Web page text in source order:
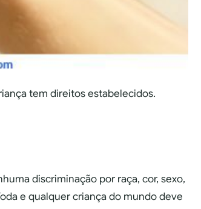
tem direitos estabelecidos.
discriminação por raça, cor, sexo,
e qualquer criança do mundo deve